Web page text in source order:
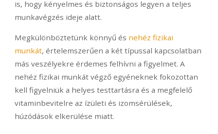
is, hogy kényelmes és biztonságos legyen a teljes
munkavégzés ideje alatt.
Megkülönböztetünk könnyű és nehéz fizikai
munkát, értelemszerűen a két típussal kapcsolatban
más veszélyekre érdemes felhívni a figyelmet. A
nehéz fizikai munkát végző egyéneknek fokozottan
kell figyelniük a helyes testtartásra és a megfelelő
vitaminbevitelre az ízületi és izomsérülések,
húzódások elkerülése miatt.